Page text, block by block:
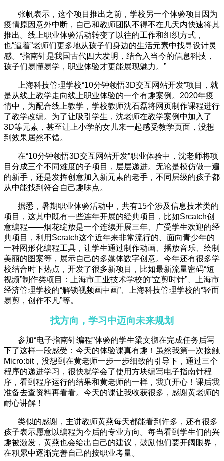
张帆表示，这个项目推出之前，学校另一个体验项目因为
疫情原因意外中断，自己和教师团队不得不在几天内快速将其
推出。线上职业体验活动转变了以往的工作和组织方式，
也“逼着”老师们更多地从孩子们身边的生活元素中找寻设计灵
感。“指南针是我国古代四大发明，结合入当今的信息科技，
孩子们易懂易学，职业体验才更能展现魅力。”
上海科技管理学校“10分钟领悟3D交互网站开发”项目，就
是从线上教学走向线上职业体验的一个有趣案例。2020年疫
情中，为配合线上教学，学校教师沈石磊将网页制作课程进行
了教学改编。为了让吸引学生，沈老师在教学案例中加入了
3D等元素，甚至让上小学的女儿来一起感受教学页面，没想
到效果居然不错。
在“10分钟领悟3D交互网站开发”职业体验中，沈老师将项
目分成三个不同难度的子项目，层层递进。无论是模仿做一遍
的新手，还是发挥创意加入新元素的老手，不同层级的孩子都
从中能找到符合自己趣味点。
据悉，暑期职业体验活动中，共有15个涉及信息技术类的
项目，这其中既有一些连年开展的经典项目，比如Srcatch创
意编程——烟花绽放是一个连续开展三年、广受学生欢迎的经
典项目，利用Scratch这个近年来非常流行的、面向青少年的
一种图形化编程工具，让学生通过制作动画、播放音乐、绘制
美丽的图案等，展示自己的多媒体数字创意。今年还有很多学
校结合时下热点，开发了很多新项目，比如最新流量密码“短
视频”制作类项目：上海市工业技术学校的“立剪时针”、上海市
经济管理学校的“解锁视频画中画”、上海科技管理学校的“轻而
易剪，创作不凡”等。
找方向，学习中迈向未来规划
参加“电子指南针编程”体验的学生梁文彻在完成任务后写
下了这样一段感受：今天的体验课真有趣！虽然我第一次接触
Micro:bit，没想到在黄老师一步一步细致的引导下，通过三个
程序的递进学习，很快就学会了使用方块编写电子指南针程
序，看到程序运行的结果和黄老师的一样，我真开心！课后我
准备去查资料再看看。今天的课让我收获很多，感谢黄老师的
耐心讲解！
类似的感谢，主讲教师黄燕每天都能看到许多，还有很多
孩子表示愿意以编程为今后的专业方向。每当看到学生们的兴
趣被激发，黄燕也会给出自己的建议，鼓励他们要开阔眼界，
在积累中逐渐完善自己的按职业考量。